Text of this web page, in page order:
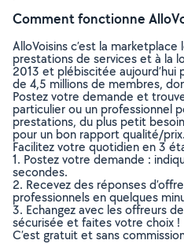
Comment fonctionne
AlloVoisins c’est la
prestations de services et à la
2013 et plébiscitée
de 4,5 millions de membres,
Postez votre demande et
particulier ou un professionnel
prestations, du plus petit
pour un bon rapport qualité/prix.
Facilitez votre quotidien en 3
1. Postez votre demande :
secondes.
2. Recevez des réponses
professionnels en quelques
3. Echangez avec les offreurs
sécurisée et faites votre choix !
C’est gratuit et sans